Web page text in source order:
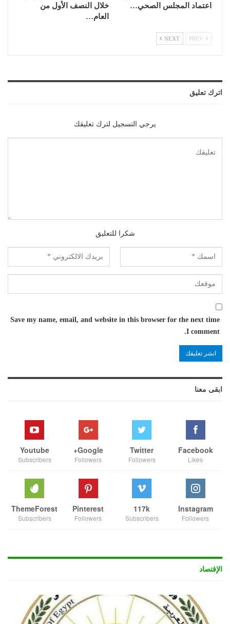
اعتماد المجلس الصحي…
خلال النصف الأول من
العام…
NEXT
اترك تعليق
يرجي التسجيل لترك تعليقك
شكرا للتعليق
Save my name, email, and website in this browser for the next time
I comment.
ابقى معنا
Facebook
Likes
Twitter
Followers
Google+
Followers
Youtube
Subscribers
Instagram
Followers
117k
Subscribers
Pinterest
Followers
ThemeForest
Subscribers
الإقتصاد